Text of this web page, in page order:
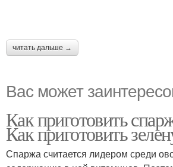
читать дальше →
Вас может
Как приготовить
Как приготовить
Спаржа считается лидером среди